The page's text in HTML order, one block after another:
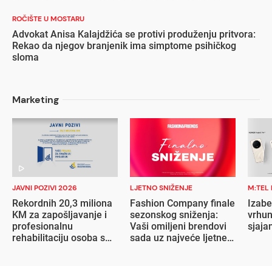
ROČIŠTE U MOSTARU
Advokat Anisa Kalajdžića se protivi produženju pritvora:
Rekao da njegov branjenik ima simptome psihičkog
sloma
Marketing
JAVNI POZIVI 2026
Rekordnih 20,3 miliona
KM za zapošljavanje i
profesionalnu
rehabilitaciju osoba s
LJETNO SNIŽENJE
Fashion Company finale
sezonskog sniženja:
Vaši omiljeni brendovi
sada uz najveće ljetne
M:TEL